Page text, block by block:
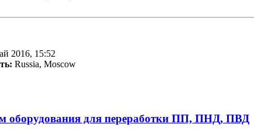
2016, 15:52
Russia, Moscow
оборудования для переработки ПП, ПНД, ПВД